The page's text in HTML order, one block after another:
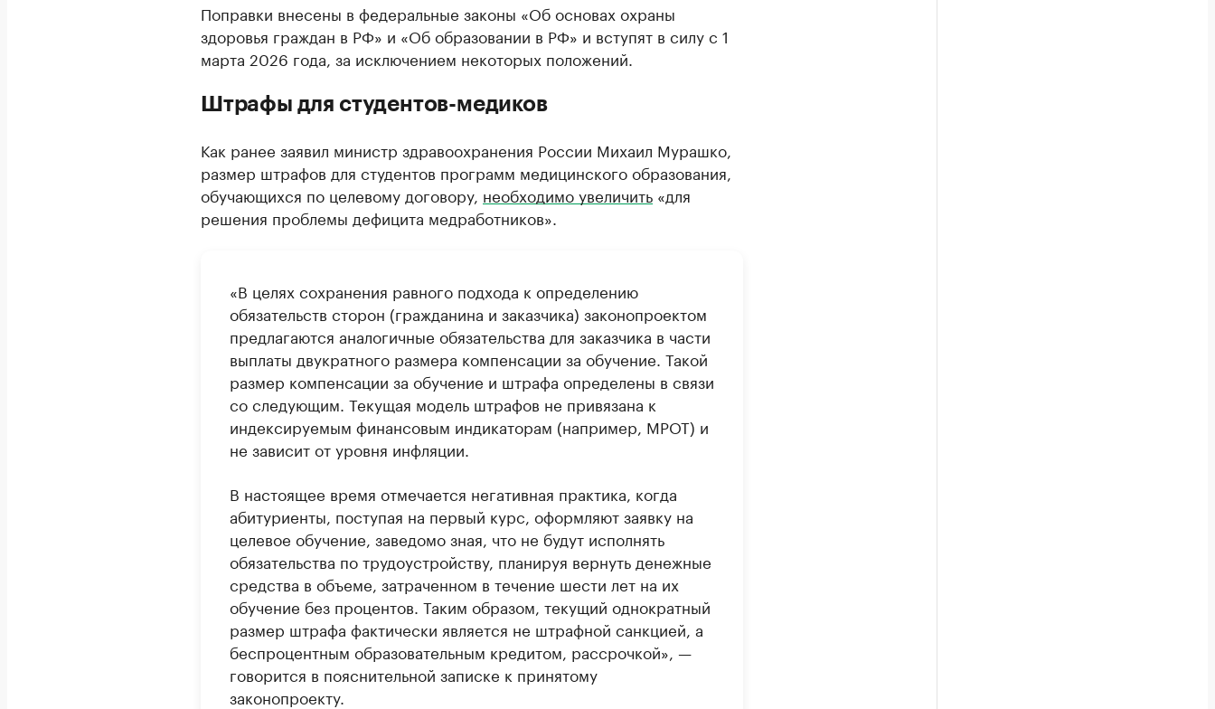
Поправки внесены в федеральные законы «Об основах охраны
здоровья граждан в РФ» и «Об образовании в РФ» и вступят в силу с 1
марта 2026 года, за исключением некоторых положений.
Штрафы для студентов-медиков
Как ранее заявил министр здравоохранения России Михаил Мурашко,
размер штрафов для студентов программ медицинского образования,
обучающихся по целевому договору, необходимо увеличить «для
решения проблемы дефицита медработников».
«В целях сохранения равного подхода к определению
обязательств сторон (гражданина и заказчика) законопроектом
предлагаются аналогичные обязательства для заказчика в части
выплаты двукратного размера компенсации за обучение. Такой
размер компенсации за обучение и штрафа определены в связи
со следующим. Текущая модель штрафов не привязана к
индексируемым финансовым индикаторам (например, МРОТ) и
не зависит от уровня инфляции.
В настоящее время отмечается негативная практика, когда
абитуриенты, поступая на первый курс, оформляют заявку на
целевое обучение, заведомо зная, что не будут исполнять
обязательства по трудоустройству, планируя вернуть денежные
средства в объеме, затраченном в течение шести лет на их
обучение без процентов. Таким образом, текущий однократный
размер штрафа фактически является не штрафной санкцией, а
беспроцентным образовательным кредитом, рассрочкой», —
говорится в пояснительной записке к принятому
законопроекту.